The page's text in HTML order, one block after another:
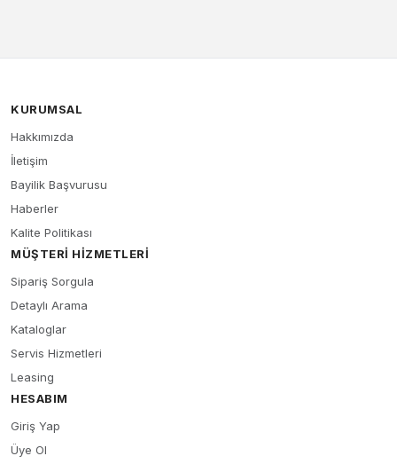
KURUMSAL
Hakkımızda
İletişim
Bayilik Başvurusu
Haberler
Kalite Politikası
MÜŞTERI HIZMETLERI
Sipariş Sorgula
Detaylı Arama
Kataloglar
Servis Hizmetleri
Leasing
HESABIM
Giriş Yap
Üye Ol